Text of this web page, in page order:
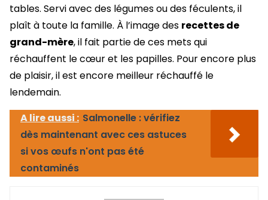
tables. Servi avec des légumes ou des féculents, il
plaît à toute la famille. À l’image des recettes de
grand-mère, il fait partie de ces mets qui
réchauffent le cœur et les papilles. Pour encore plus
de plaisir, il est encore meilleur réchauffé le
lendemain.
A lire aussi : Salmonelle : vérifiez
dès maintenant avec ces astuces
si vos œufs n'ont pas été
contaminés